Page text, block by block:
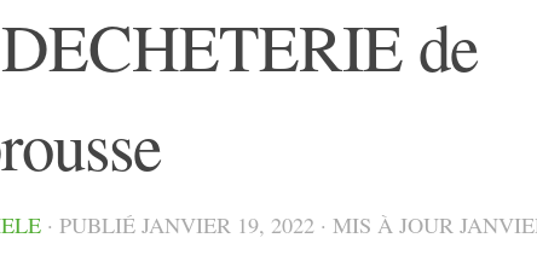
de
· PUBLIÉ JANVIER 19, 2022 · MIS À JOUR